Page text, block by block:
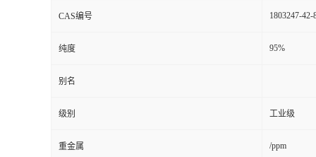
CAS编号 1803247-42-
纯度 95%
别名
级别 工业级
重金属 /ppm